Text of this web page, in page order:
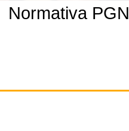
Normativa PGN